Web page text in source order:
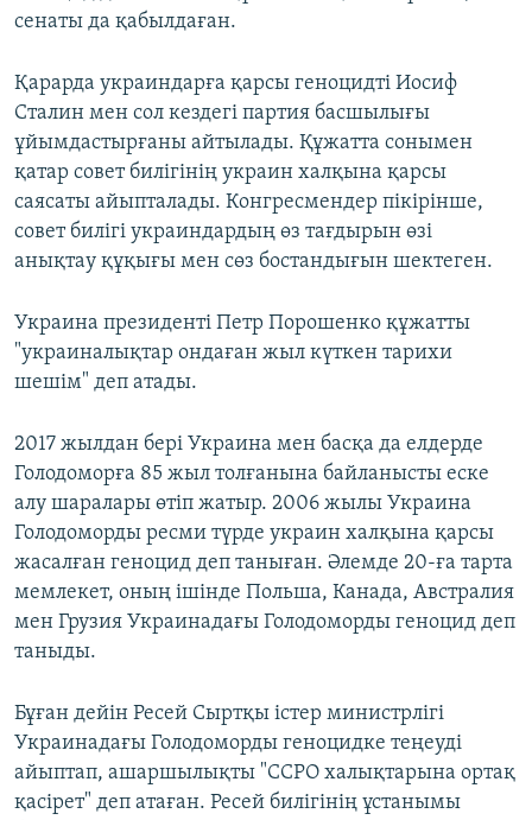
сенаты да қабылдаған.
Қарарда украиндарға қарсы геноцидті Иосиф
Сталин мен сол кездегі партия басшылығы
ұйымдастырғаны айтылады. Құжатта сонымен
қатар совет билігінің украин халқына қарсы
саясаты айыпталады. Конгресмендер пікірінше,
совет билігі украиндардың өз тағдырын өзі
анықтау құқығы мен сөз бостандығын шектеген.
Украина президенті Петр Порошенко құжатты
"украиналықтар ондаған жыл күткен тарихи
шешім" деп атады.
2017 жылдан бері Украина мен басқа да елдерде
Голодоморға 85 жыл толғанына байланысты еске
алу шаралары өтіп жатыр. 2006 жылы Украина
Голодоморды ресми түрде украин халқына қарсы
жасалған геноцид деп таныған. Әлемде 20-ға тарта
мемлекет, оның ішінде Польша, Канада, Австралия
мен Грузия Украинадағы Голодоморды геноцид деп
таныды.
Бұған дейін Ресей Сыртқы істер министрлігі
Украинадағы Голодоморды геноцидке теңеуді
айыптап, ашаршылықты "ССРО халықтарына ортақ
қасірет" деп атаған. Ресей билігінің ұстанымы